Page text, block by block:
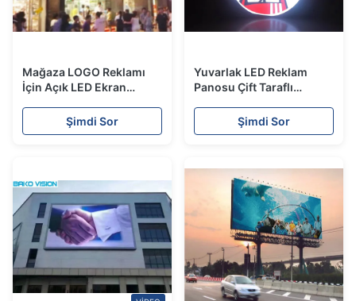
Mağaza LOGO Reklamı
İçin Açık LED Ekran
Şekil Billboard IP65
Yaratıcı
Şimdi Sor
Yuvarlak LED Reklam
Panosu Çift Taraflı
Reklamcılık LED Ekran
Şimdi Sor